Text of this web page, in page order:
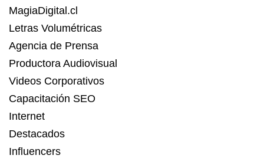
MagiaDigital.cl
Letras Volumétricas
Agencia de Prensa
Productora Audiovisual
Videos Corporativos
Capacitación SEO
Internet
Destacados
Influencers